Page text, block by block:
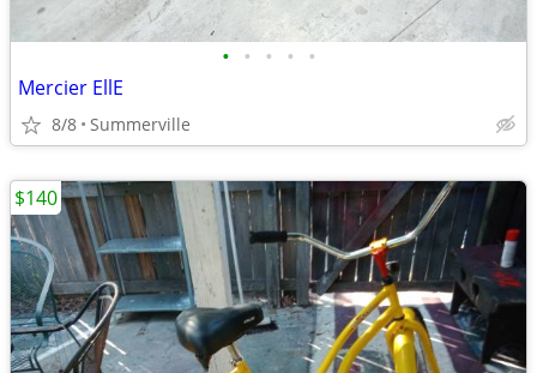
• • • • •
Mercier EllE
8/8 Summerville
$140